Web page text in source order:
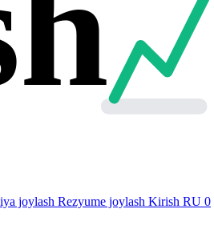
joylash Rezyume joylash Kirish RU 0